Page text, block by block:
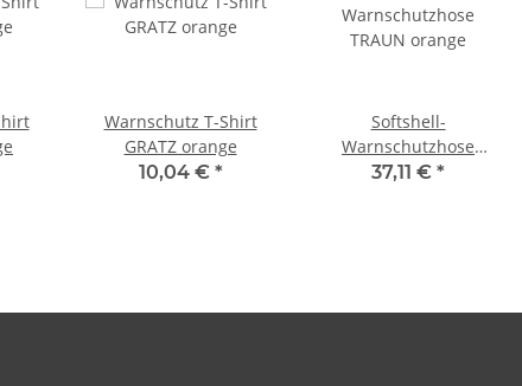
Warnschutz T-Shirt
GRATZ orange
10,04 € *
Softshell-
Warnschutzhose
TRAUN orange
37,11 € *